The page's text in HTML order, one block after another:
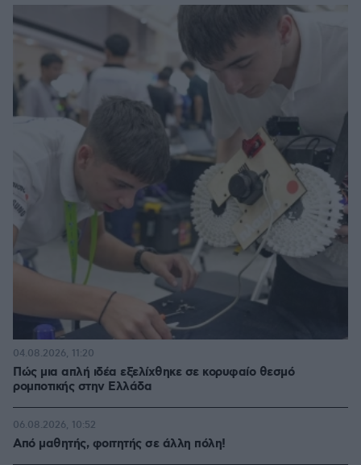
Πώς μια απλή ιδέα εξελίχθηκε σε κορυφαίο θεσμό
ρομποτικής στην Ελλάδα
04.08.2026, 11:20
Από μαθητής, φοιτητής σε άλλη πόλη!
06.08.2026, 10:52